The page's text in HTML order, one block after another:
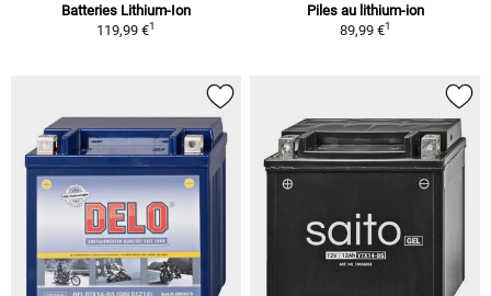
Batteries Lithium-Ion
119,99 €1
Piles au lithium-ion
89,99 €1